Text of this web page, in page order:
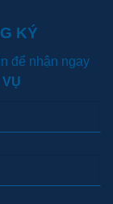
KÝ
để nhận ngay
VỤ